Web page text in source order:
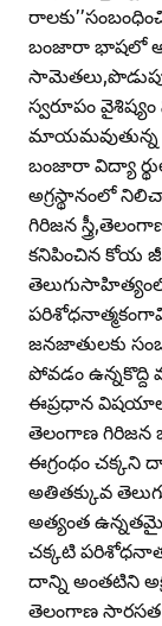
బంజారా భాషలో
స్వరూపం
మాయమవుతున్న
బంజారా విద్యా
అగ్రస్థానంలో
గిరిజన
కనిపించిన కోయ
జనజాతులకు
పోవడం ఉన్నకొద్ది
ఈప్రధాన విషయాల
తెలంగాణ
ఈగ్రంథం చక్కని
అతితక్కువ
అత్యంత
చక్కటి
దాన్ని అంతటిని
తెలంగాణ సారసత